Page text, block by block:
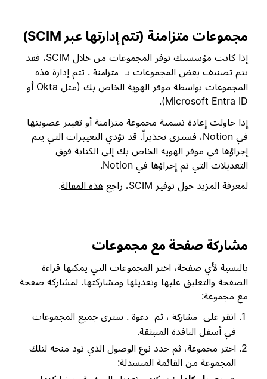
مجموعات متزامنة (تتم إدارتها عبر SCIM)
إذا كانت مؤسستك توفر المجموعات من خلال SCIM، فقد
يتم تصنيف بعض المجموعات بـ
متزامنة . تتم إدارة هذه
المجموعات بواسطة موفر الهوية الخاص بك (مثل Okta أو
Microsoft Entra ID).
إذا حاولت إعادة تسمية مجموعة متزامنة أو تغيير عضويتها
في Notion، فسترى تحذيراً. قد تؤدي التغييرات التي يتم
إجراؤها في موفر الهوية الخاص بك إلى الكتابة فوق
التعديلات التي تم إجراؤها في Notion.
لمعرفة المزيد حول توفير SCIM، راجع
هذه المقالة.
مشاركة صفحة مع مجموعات
بالنسبة لأي صفحة، اختر المجموعات التي يمكنها قراءة
الصفحة والتعليق عليها وتعديلها ومشاركتها. لمشاركة صفحة
مع مجموعة:
انقر على
مشاركة ، ثم دعوة . سترى جميع المجموعات
في أسفل النافذة المنبثقة.
اختر مجموعة، ثم حدد نوع الوصول الذي تود منحه لتلك
المجموعة من القائمة المنسدلة: